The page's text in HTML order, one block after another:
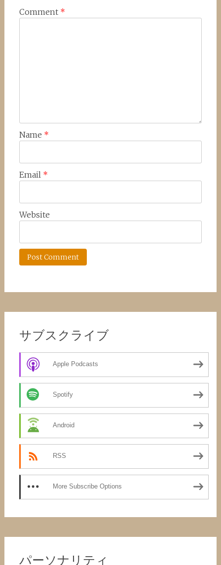
Comment *
Name *
Email *
Website
サブスクライブ
Apple Podcasts
Spotify
Android
RSS
More Subscribe Options
パーソナリティ